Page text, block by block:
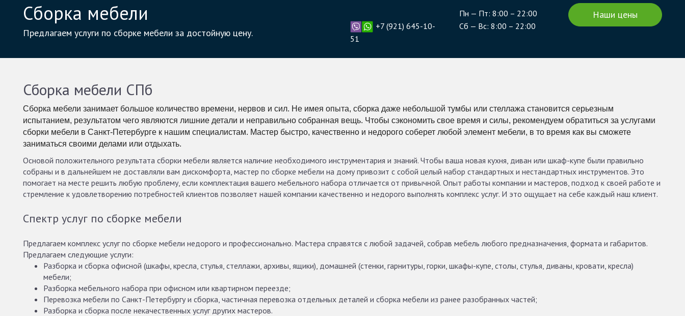
Сборка мебели
Предлагаем услуги по сборке мебели за достойную цену.
+7 (921) 645-10-
51
Пн — Пт: 8:00 – 22:00
Сб — Вс: 8:00 – 22:00
Наши цены
Сборка мебели СПб
Сборка мебели занимает большое количество времени, нервов и сил. Не имея опыта, сборка даже небольшой тумбы или стеллажа становится серьезным
испытанием, результатом чего являются лишние детали и неправильно собранная вещь. Чтобы сэкономить свое время и силы, рекомендуем обратиться за услугами
сборки мебели в Санкт-Петербурге к нашим специалистам. Мастер быстро, качественно и недорого соберет любой элемент мебели, в то время как вы сможете
заниматься своими делами или отдыхать.
Основой положительного результата сборки мебели является наличие необходимого инструментария и знаний. Чтобы ваша новая кухня, диван или шкаф-купе были правильно
собраны и в дальнейшем не доставляли вам дискомфорта, мастер по сборке мебели на дому привозит с собой целый набор стандартных и нестандартных инструментов. Это
помогает на месте решить любую проблему, если комплектация вашего мебельного набора отличается от привычной. Опыт работы компании и мастеров, подход к своей работе и
стремление к удовлетворению потребностей клиентов позволяет нашей компании качественно и недорого выполнять комплекс услуг. И это ощущает на себе каждый наш клиент.
Спектр услуг по сборке мебели
Предлагаем комплекс услуг по сборке мебели недорого и профессионально. Мастера справятся с любой задачей, собрав мебель любого предназначения, формата и габаритов.
Предлагаем следующие услуги:
Разборка и сборка офисной (шкафы, кресла, стулья, стеллажи, архивы, ящики), домашней (стенки, гарнитуры, горки, шкафы-купе, столы, стулья, диваны, кровати, кресла)
мебели;
Разборка мебельного набора при офисном или квартирном переезде;
Перевозка мебели по Санкт-Петербургу и сборка, частичная перевозка отдельных деталей и сборка мебели из ранее разобранных частей;
Разборка и сборка после некачественных услуг других мастеров.